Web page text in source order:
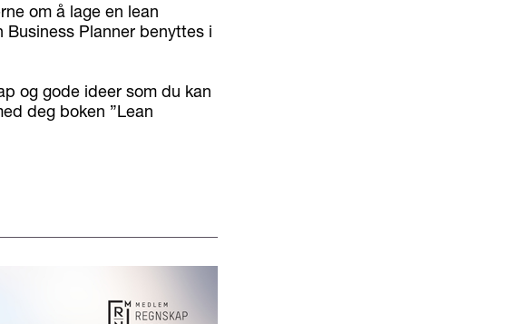
om å lage en lean
Planner benyttes i
og gode ideer som du kan
deg boken ”Lean